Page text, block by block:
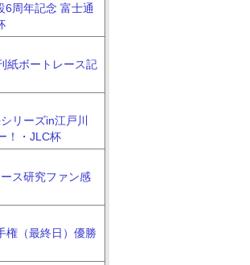
6周年記念 富士通
紙ボートレース記
リーズin江戸川
！・JLC杯
ス研究ファン感
権（最終日）優勝